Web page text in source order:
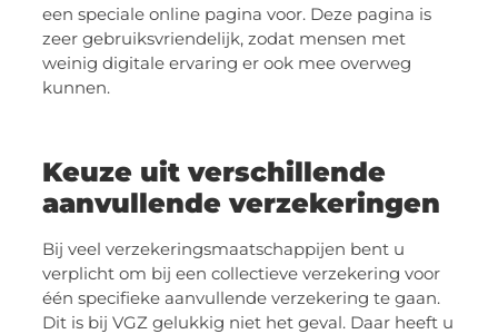
een speciale online pagina voor. Deze pagina is
zeer gebruiksvriendelijk, zodat mensen met
weinig digitale ervaring er ook mee overweg
kunnen.
Keuze uit verschillende
aanvullende verzekeringen
Bij veel verzekeringsmaatschappijen bent u
verplicht om bij een collectieve verzekering voor
één specifieke aanvullende verzekering te gaan.
Dit is bij VGZ gelukkig niet het geval. Daar heeft u